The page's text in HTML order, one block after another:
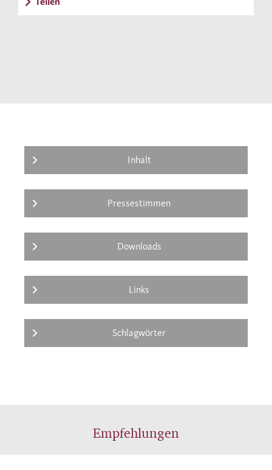
alle behaftet sind.
Inhalt
Pressestimmen
Downloads
Links
Schlagwörter
Empfehlungen